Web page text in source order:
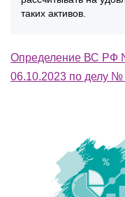
таких активов.
Определение ВС РФ
06.10.2023 по делу